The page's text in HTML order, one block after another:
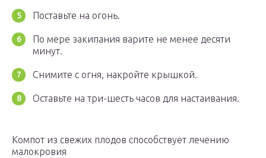
Поставьте на огонь.
По мере закипания варите не менее десяти
минут.
Снимите с огня, накройте крышкой.
Оставьте на три-шесть часов для настаивания.
Компот из свежих плодов способствует лечению
малокровия